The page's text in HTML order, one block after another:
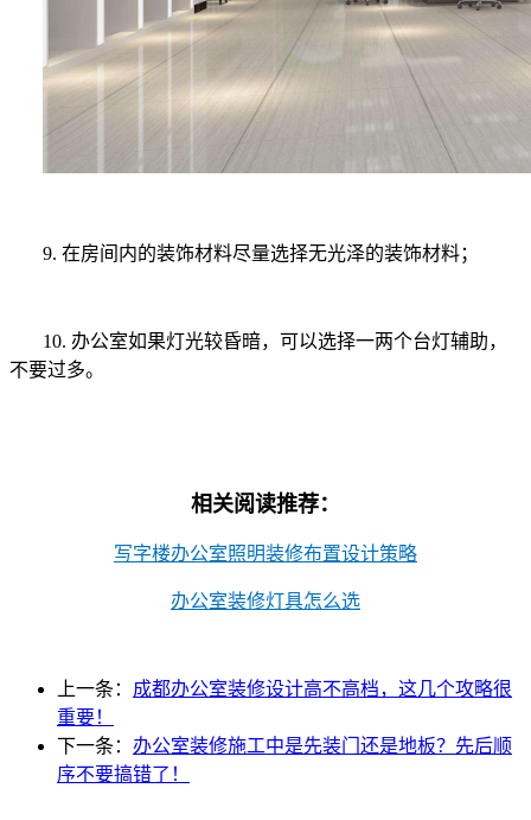
9. 在房间内的装饰材料尽量选择无光泽的装饰材料；
10. 办公室如果灯光较昏暗，可以选择一两个台灯辅助，
不要过多。
相关阅读推荐：
写字楼办公室照明装修布置设计策略
办公室装修灯具怎么选
上一条： 成都办公室装修设计高不高档，这几个攻略很
重要！
下一条： 办公室装修施工中是先装门还是地板？先后顺
序不要搞错了！